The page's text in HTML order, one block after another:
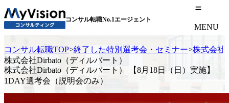
コンサル転職No.1エージェント
MENU
コンサル転職TOP>終了した特別選考会・セミナー>株式会社
株式会社Dirbato（ディルバート）
株式会社Dirbato（ディルバート） 【8月18日（日）実施】
1DAY選考会（説明会のみ）